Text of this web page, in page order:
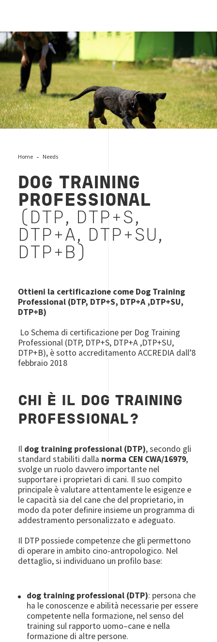
educatore-cinofilo
Home Needs
DOG TRAINING
PROFESSIONAL
(DTP, DTP+S,
DTP+A, DTP+SU,
DTP+B)
Ottieni la certificazione come Dog Training
Professional (DTP, DTP+S, DTP+A ,DTP+SU,
DTP+B)
Lo Schema di certificazione per Dog Training
Professional (DTP, DTP+S, DTP+A ,DTP+SU,
DTP+B), è sotto accreditamento ACCREDIA dall’8
febbraio 2018
CHI È IL DOG TRAINING
PROFESSIONAL?
Il dog training professional (DTP), secondo gli
standard stabiliti dalla norma CEN CWA/16979,
svolge un ruolo davvero importante nel
supportare i proprietari di cani. Il suo compito
principale è valutare attentamente le esigenze e
le capacità sia del cane che del proprietario, in
modo da poter definire insieme un programma di
addestramento personalizzato e adeguato.
Il DTP possiede competenze che gli permettono
di operare in ambito cino-antropologico. Nel
dettaglio, si individuano un profilo base:
dog training professional (DTP): persona che
ha le conoscenze e abilità necessarie per essere
competente nella formazione, nel senso del
training sul rapporto uomo–cane e nella
formazione di altre persone.